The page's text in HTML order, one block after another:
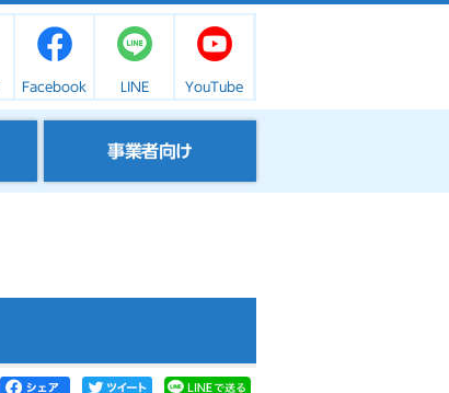
Facebook LINE YouTube
事業者向け